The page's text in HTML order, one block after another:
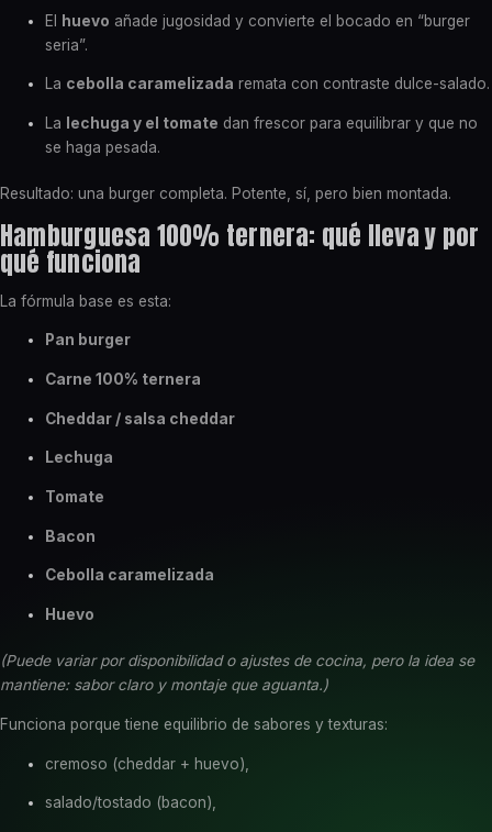
El huevo añade jugosidad y convierte el bocado en “burger
seria”.
La cebolla caramelizada remata con contraste dulce-salado.
La lechuga y el tomate dan frescor para equilibrar y que no
se haga pesada.
Resultado: una burger completa. Potente, sí, pero bien montada.
Hamburguesa 100% ternera: qué lleva y por
qué funciona
La fórmula base es esta:
Pan burger
Carne 100% ternera
Cheddar / salsa cheddar
Lechuga
Tomate
Bacon
Cebolla caramelizada
Huevo
(Puede variar por disponibilidad o ajustes de cocina, pero la idea se
mantiene: sabor claro y montaje que aguanta.)
Funciona porque tiene equilibrio de sabores y texturas:
cremoso (cheddar + huevo),
salado/tostado (bacon),